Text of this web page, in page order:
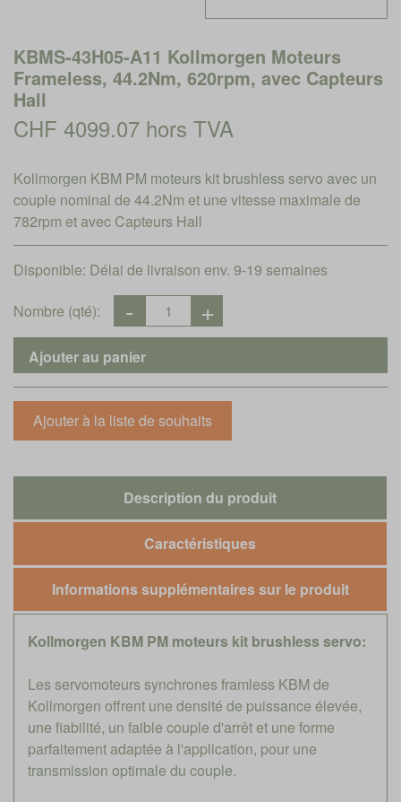
KBMS-43H05-A11 Kollmorgen Moteurs
Frameless, 44.2Nm, 620rpm, avec Capteurs
Hall
CHF 4099.07 hors TVA
Kollmorgen KBM PM moteurs kit brushless servo avec un
couple nominal de 44.2Nm et une vitesse maximale de
782rpm et avec Capteurs Hall
Disponible: Délai de livraison env. 9-19 semaines
Nombre (qté):
Description du produit
Caractéristiques
Informations supplémentaires sur le produit
Kollmorgen KBM PM moteurs kit brushless servo:
Les servomoteurs synchrones framless KBM de
Kollmorgen offrent une densité de puissance élevée,
une fiabilité, un faible couple d'arrêt et une forme
parfaitement adaptée à l'application, pour une
transmission optimale du couple.